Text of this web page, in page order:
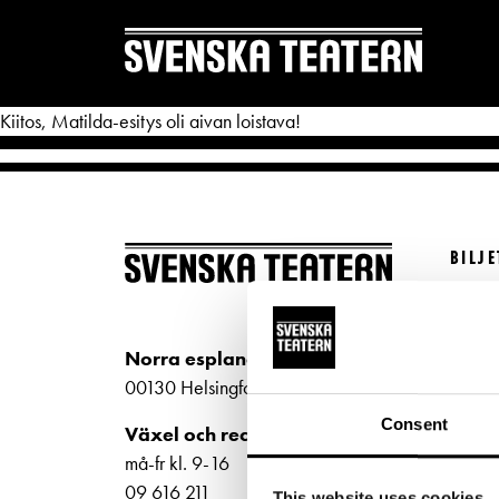
Consent
REPERTOAR & BILJETTER
Kalender
Biljetter
DITT
Textning
Kiitos, Matilda-esitys oli aivan loistava!
Norra esplanaden 2
00130 Helsingfors
Växel och reception
må-fr kl. 9-16
09 616 211
ti-fr